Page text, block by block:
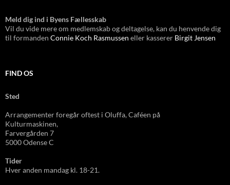
Meld dig ind i Byens Fællesskab
Vil du vide mere om medlemskab og deltagelse, kan du henvende dig
til formanden Connie Koch Rasmussen eller kasserer Birgit Jensen
FIND OS
Sted
Arrangementer foregår oftest i Oluffa, Caféen på
Kulturmaskinen,
Farvergården 7
5000 Odense C
Tider
Hver anden mandag kl. 18-21.